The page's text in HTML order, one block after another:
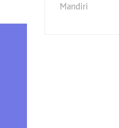
Mandiri